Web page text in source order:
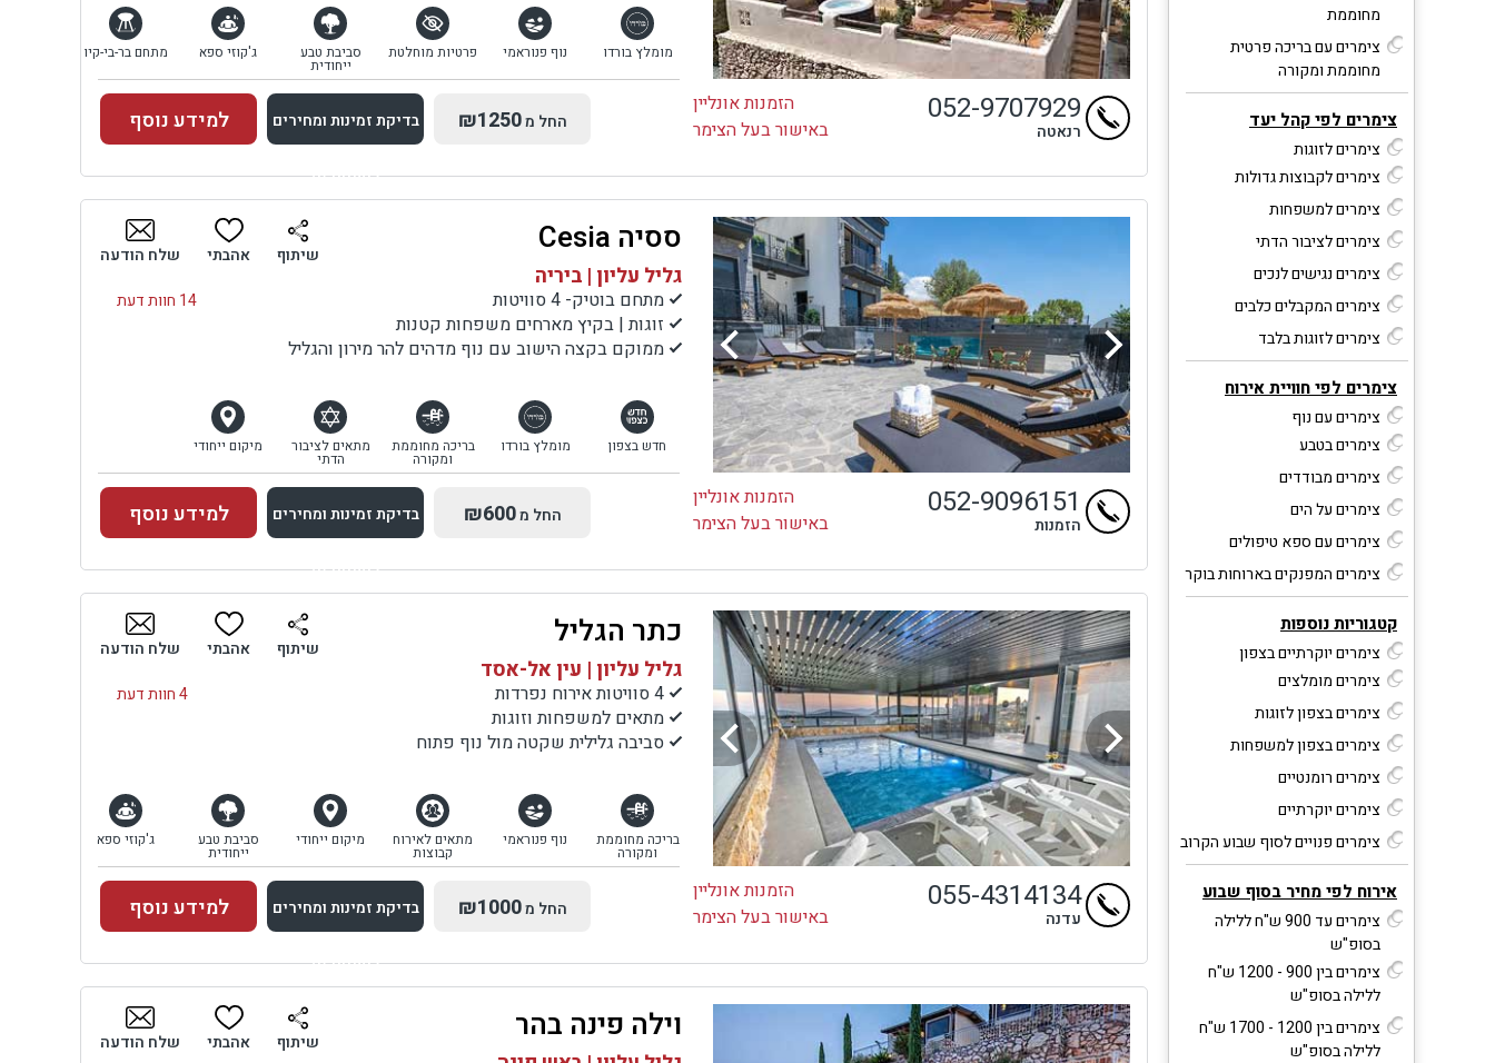
מחוממת
צימרים עם בריכה פרטית
מחוממת ומקורה
צימרים לפי קהל יעד
צימרים לזוגות
צימרים לקבוצות גדולות
צימרים למשפחות
צימרים לציבור הדתי
צימרים נגישים לנכים
צימרים המקבלים כלבים
צימרים לזוגות בלבד
צימרים לפי חוויית אירוח
צימרים עם נוף
צימרים בטבע
צימרים מבודדים
צימרים על הים
צימרים עם ספא טיפולים
צימרים המפנקים בארוחות בוקר
קטגוריות נוספות
צימרים יוקרתיים בצפון
צימרים מומלצים
צימרים בצפון לזוגות
צימרים בצפון למשפחות
צימרים רומנטיים
צימרים יוקרתיים
צימרים פנויים לסוף שבוע הקרוב
אירוח לפי מחיר בסוף שבוע
צימרים עד 900 ש"ח ללילה
בסופ"ש
צימרים בין 900 - 1200 ש"ח
ללילה בסופ"ש
צימרים בין 1200 - 1700 ש"ח
ללילה בסופ"ש
מומלץ בורדו נוף פנוראמי פרטיות מוחלטת סביבת טבע
ייחודית
ג'קוזי ספא מתחם בר-בי-קיו
הזמנות אונליין
באישור בעל הצימר
052-9707929
רנאטה החל מ₪1250 בדיקת זמינות ומחירים
למתחם זה
בדיקת זמינות ומחירים
למידע נוסף
ססיה Cesia
גליל עליון | ביריה
14 חוות דעת
מתחם בוטיק- 4 סוויטות
זוגות | בקיץ מארחים משפחות קטנות
ממוקם בקצה הישוב עם נוף מדהים להר מירון והגליל
שיתוף אהבתי שלח הודעה
חדש בצפון מומלץ בורדו בריכה מחוממת
ומקורה
מתאים לציבור
הדתי
מיקום ייחודי
הזמנות אונליין
באישור בעל הצימר
052-9096151
הזמנות החל מ₪600 בדיקת זמינות ומחירים
למתחם זה
בדיקת זמינות ומחירים
למידע נוסף
כתר הגליל
גליל עליון | עין אל-אסד
4 חוות דעת
4 סוויטות אירוח נפרדות
מתאים למשפחות וזוגות
סביבה גלילית שקטה מול נוף פתוח
שיתוף אהבתי שלח הודעה
בריכה מחוממת
ומקורה
נוף פנוראמי מתאים לאירוח
קבוצות
מיקום ייחודי סביבת טבע
ייחודית
ג'קוזי ספא
הזמנות אונליין
באישור בעל הצימר
055-4314134
עדנה החל מ₪1000 בדיקת זמינות ומחירים
למתחם זה
בדיקת זמינות ומחירים
למידע נוסף
וילה פינה בהר שיתוף אהבתי שלח הודעה